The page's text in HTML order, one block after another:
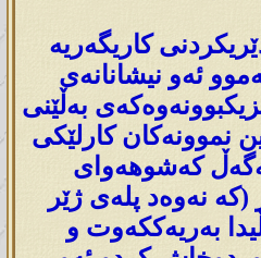
کاریگەریە
ئەو نیشانانەی
بەڵێنی
نموونەکان کارلێکی
کەشوهەوای
نەوەد پلەی ژێر
بەریەککەوت و